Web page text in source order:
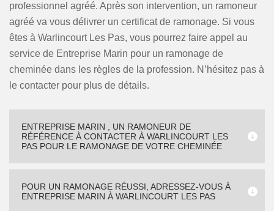
professionnel agréé. Après son intervention, un ramoneur
agréé va vous délivrer un certificat de ramonage. Si vous
êtes à Warlincourt Les Pas, vous pourrez faire appel au
service de Entreprise Marin pour un ramonage de
cheminée dans les règles de la profession. N’hésitez pas à
le contacter pour plus de détails.
ENTREPRISE MARIN , UN RAMONEUR DE
RÉFÉRENCE À CONTACTER À WARLINCOURT LES
PAS POUR LE RAMONAGE DE VOTRE CHEMINÉE
POUR UN RAMONAGE RÉUSSI, ADRESSEZ-VOUS À
ENTREPRISE MARIN À WARLINCOURT LES PAS